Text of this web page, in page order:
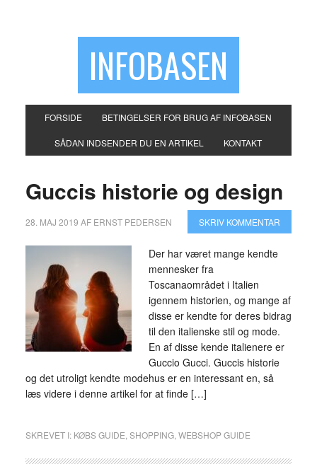
INFOBASEN
FORSIDE BETINGELSER FOR BRUG AF INFOBASEN
SÅDAN INDSENDER DU EN ARTIKEL KONTAKT
Guccis historie og design
28. MAJ 2019 AF ERNST PEDERSEN SKRIV KOMMENTAR
Der har været mange kendte
mennesker fra
Toscanaområdet i Italien
igennem historien, og mange af
disse er kendte for deres bidrag
til den italienske stil og mode.
En af disse kende italienere er
Guccio Gucci. Guccis historie
og det utroligt kendte modehus er en interessant en, så
læs videre i denne artikel for at finde […]
SKREVET I: KØBS GUIDE SHOPPING, WEBSHOP GUIDE